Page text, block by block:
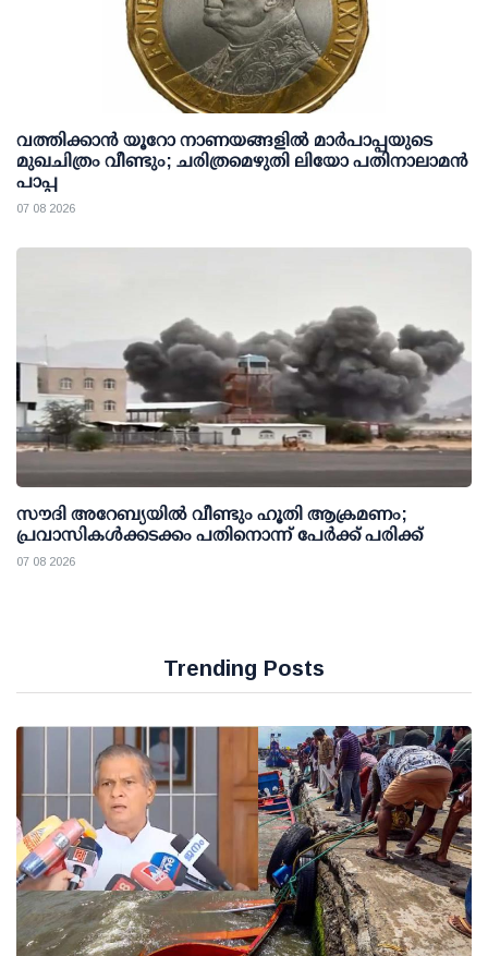
വത്തിക്കാൻ യൂറോ നാണയങ്ങളിൽ മാർപാപ്പയുടെ
മുഖചിത്രം വീണ്ടും; ചരിത്രമെഴുതി ലിയോ പതിനാലാമൻ
പാപ്പ
07 08 2026
സൗദി അറേബ്യയില്‍ വീണ്ടും ഹൂതി ആക്രമണം;
പ്രവാസികള്‍ക്കടക്കം പതിനൊന്ന് പേര്‍ക്ക് പരിക്ക്
07 08 2026
Trending Posts